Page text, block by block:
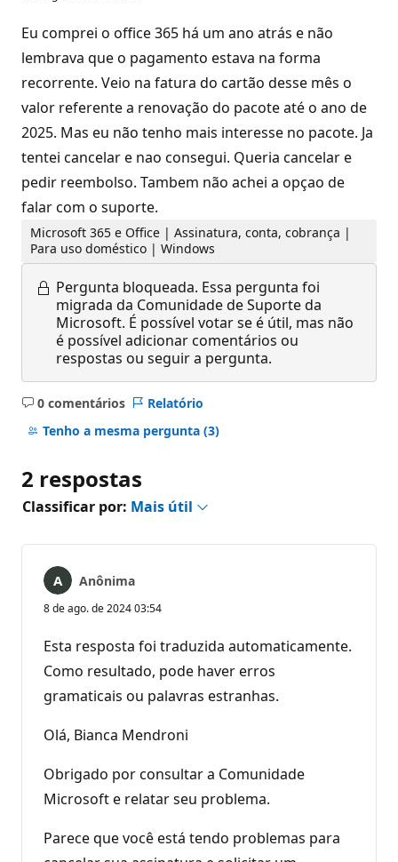
Eu comprei o office 365 há um ano atrás e não
lembrava que o pagamento estava na forma
recorrente. Veio na fatura do cartão desse mês o
valor referente a renovação do pacote até o ano de
2025. Mas eu não tenho mais interesse no pacote. Ja
tentei cancelar e nao consegui. Queria cancelar e
pedir reembolso. Tambem não achei a opçao de
falar com o suporte.
Microsoft 365 e Office | Assinatura, conta, cobrança |
Para uso doméstico | Windows
Pergunta bloqueada. Essa pergunta foi
migrada da Comunidade de Suporte da
Microsoft. É possível votar se é útil, mas não
é possível adicionar comentários ou
respostas ou seguir a pergunta.
0 comentários
Sem
comentários
Relatório
Tenho a mesma pergunta (3)
2 respostas
Classificar por: Mais útil
Anônima
8 de ago. de 2024 03:54
Esta resposta foi traduzida automaticamente.
Como resultado, pode haver erros
gramaticais ou palavras estranhas.
Olá, Bianca Mendroni
Obrigado por consultar a Comunidade
Microsoft e relatar seu problema.
Parece que você está tendo problemas para